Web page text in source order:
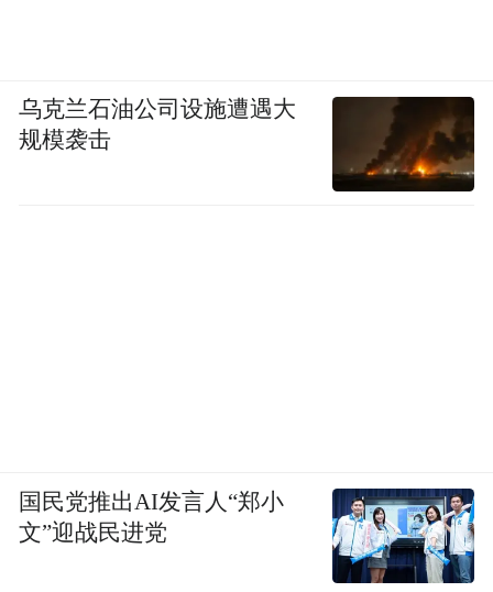
乌克兰石油公司设施遭遇大
规模袭击
国民党推出AI发言人“郑小
文”迎战民进党